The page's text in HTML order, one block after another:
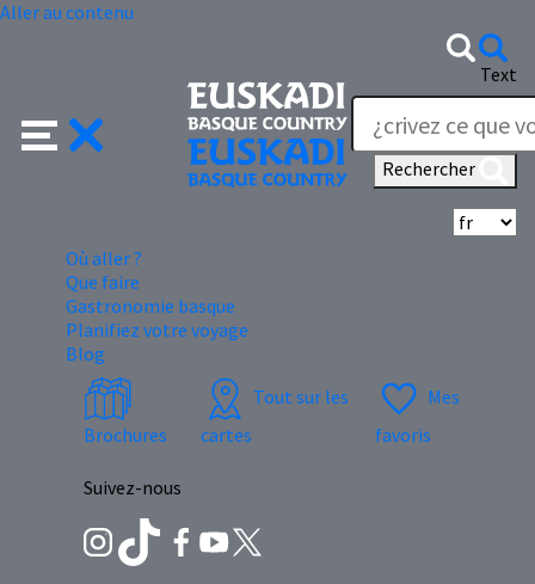
Aller au contenu
Text
Rechercher
Où aller ?
Que faire
Gastronomie basque
Planifiez votre voyage
Blog
Brochures
Tout sur les
cartes
Mes
favoris
Suivez-nous